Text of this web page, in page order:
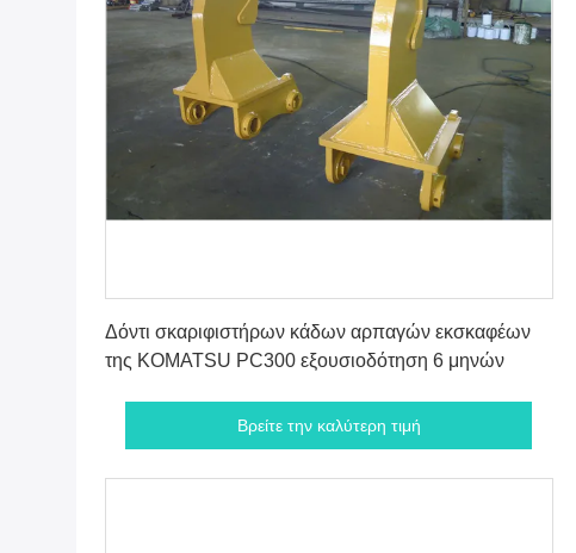
Δόντι σκαριφιστήρων κάδων αρπαγών εκσκαφέων
της KOMATSU PC300 εξουσιοδότηση 6 μηνών
Βρείτε την καλύτερη τιμή